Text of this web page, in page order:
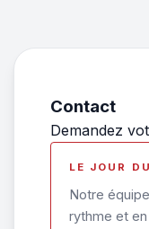
Contact
Demandez
LE JOUR
Notre
rythme et